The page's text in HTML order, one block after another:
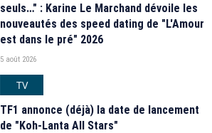
seuls…" : Karine Le Marchand dévoile les
nouveautés des speed dating de "L'Amour
est dans le pré" 2026
5 août 2026
TV
TF1 annonce (déjà) la date de lancement
de "Koh-Lanta All Stars"